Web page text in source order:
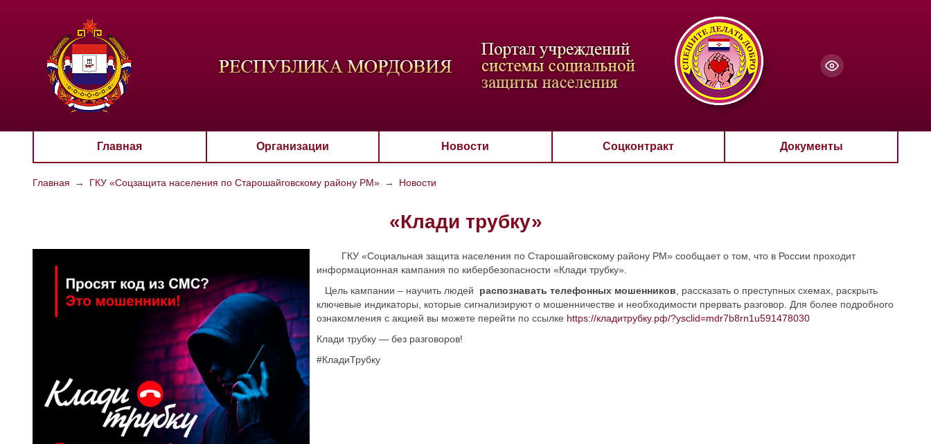
Скрыть Ч/б
-
Главная Организации Новости Соцконтракт Документы
Главная → ГКУ «Соцзащита населения по Старошайговскому району РМ» → Новости
«Клади трубку»
ГКУ «Социальная защита населения по Старошайговскому району РМ» сообщает о том, что в России проходит
информационная кампания по кибербезопасности «Клади трубку».
Цель кампании – научить людей распознавать телефонных мошенников, рассказать о преступных схемах, раскрыть
ключевые индикаторы, которые сигнализируют о мошенничестве и необходимости прервать разговор. Для более подробного
ознакомления с акцией вы можете перейти по ссылке https://кладитрубку.рф/?ysclid=mdr7b8rn1u591478030
Клади трубку — без разговоров!
#КладиТрубку